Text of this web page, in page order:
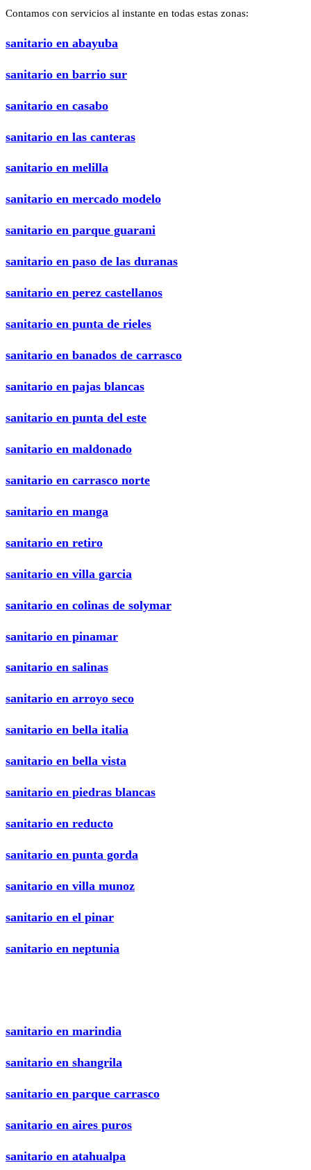
Contamos con servicios al instante en todas estas zonas:
sanitario en abayuba
sanitario en barrio sur
sanitario en casabo
sanitario en las canteras
sanitario en melilla
sanitario en mercado modelo
sanitario en parque guarani
sanitario en paso de las duranas
sanitario en perez castellanos
sanitario en punta de rieles
sanitario en banados de carrasco
sanitario en pajas blancas
sanitario en punta del este
sanitario en maldonado
sanitario en carrasco norte
sanitario en manga
sanitario en retiro
sanitario en villa garcia
sanitario en colinas de solymar
sanitario en pinamar
sanitario en salinas
sanitario en arroyo seco
sanitario en bella italia
sanitario en bella vista
sanitario en piedras blancas
sanitario en reducto
sanitario en punta gorda
sanitario en villa munoz
sanitario en el pinar
sanitario en neptunia
sanitario en marindia
sanitario en shangrila
sanitario en parque carrasco
sanitario en aires puros
sanitario en atahualpa